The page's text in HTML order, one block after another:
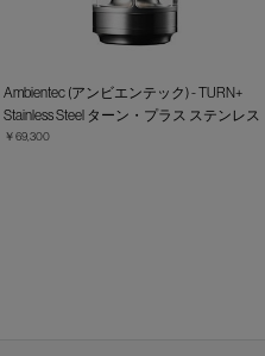
Ambientec (アンビエンテック) - TURN+
Stainless Steel ターン・プラス ステンレス
￥69,300